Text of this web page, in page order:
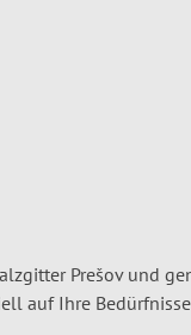
Prešov und
auf Ihre